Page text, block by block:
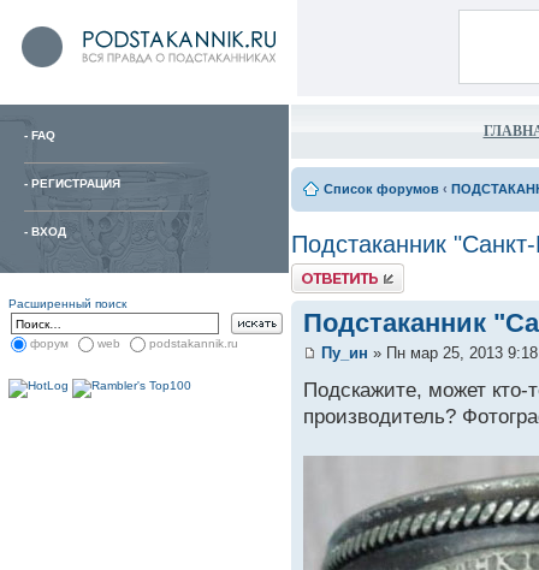
- FAQ
- РЕГИСТРАЦИЯ
- ВХОД
Расширенный поиск
форум web podstakannik.ru
Список форумов ‹
Подстаканник
Подстаканник
Пу_ин » Пн мар 25, 2013
Подскажите, может кто-
производитель?